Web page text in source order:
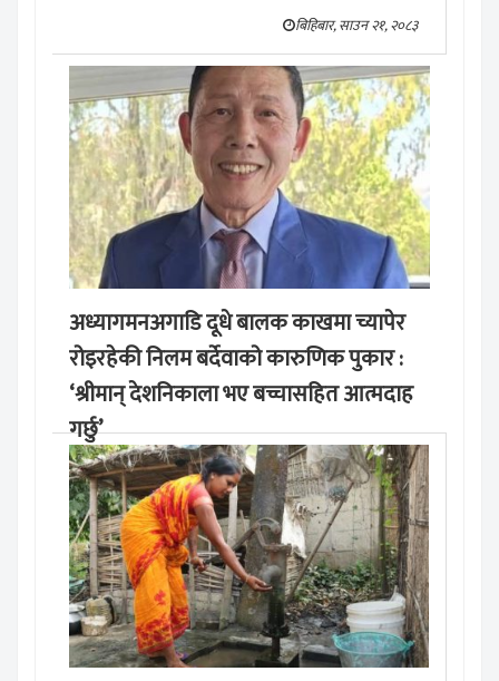
बिहिबार, साउन २१, २०८३
अध्यागमनअगाडि दूधे बालक काखमा च्यापेर
रोइरहेकी निलम बर्देवाको कारुणिक पुकार :
‘श्रीमान् देशनिकाला भए बच्चासहित आत्मदाह
गर्छु’
मङ्लबार, साउन १९, २०८३